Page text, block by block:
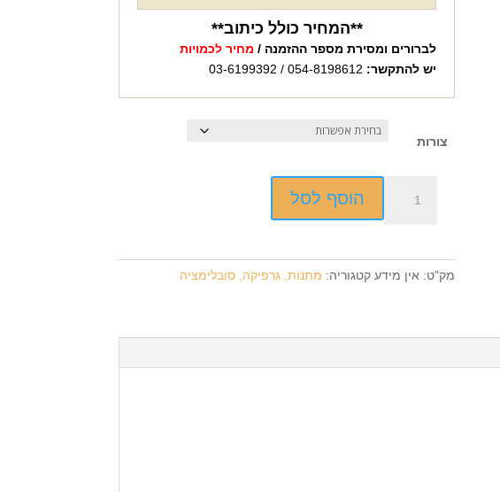
**המחיר כולל כיתוב**
לברורים ומסירת מספר ההזמנה / מחיר לכמויות
יש להתקשר:
צורות
מעמד
הדפסה
הוסף לסל
מק"ט: אין מידע קטגוריה: מתנות, גרפיקה, סובלימציה